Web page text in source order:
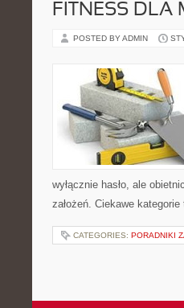
FITNESS DLA
POSTED BY ADMIN
wyłącznie hasło, ale
założeń. Ciekawe
CATEGORIES: PORADNIKI